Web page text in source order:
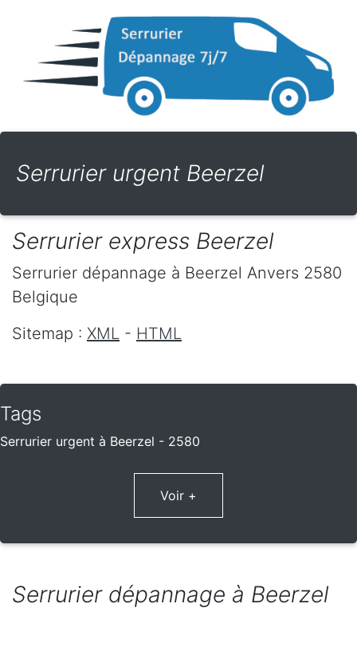
Serrurier urgent Beerzel
Serrurier express Beerzel
Serrurier dépannage à Beerzel Anvers 2580
Belgique
Sitemap : XML - HTML
Tags
Serrurier urgent à Beerzel - 2580
Voir +
Serrurier dépannage à Beerzel